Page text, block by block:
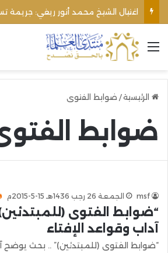
القائمة
الرئيسية/ ضوابط الفتوى
ضوابط
msf الجمعة 26 رجب 1436هـ 15-5-2015م
“ضوابط الفتوى
آداب وقواعد الإفتاء
“ضوابط الفتوى (للمبتدئين)” .. بحث يوضح